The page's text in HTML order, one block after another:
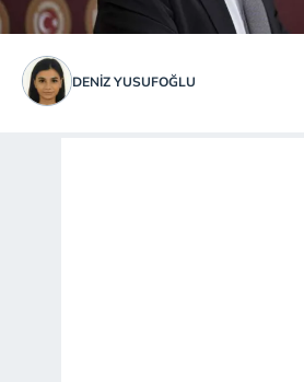
DENIZ YUSUFOĞLU